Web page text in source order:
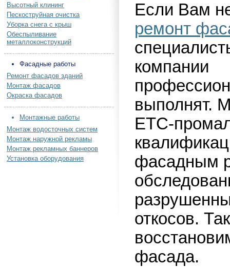
Высотный клининг
Пескоструйная очистка
Уборка снега с крыш
Обеспыливание
металлоконструкций
Фасадные работы
Ремонт фасадов зданий
Монтаж фасадов
Окраска фасадов
Монтажные работы
Монтаж водосточных систем
Монтаж наружной рекламы
Монтаж рекламных баннеров
Установка оборудования
Если Вам
ремонт
компании
выполнят.
ЕТС-
фасадным
откосов.
фасада.